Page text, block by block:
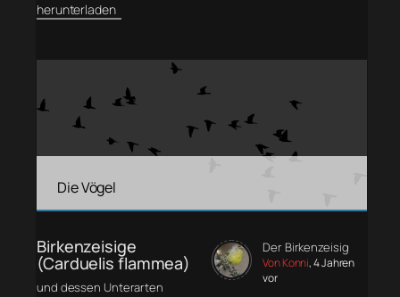
herunterladen
Die Vögel
Birkenzeisige
(Carduelis flammea)
und dessen Unterarten
Der Birkenzeisig
Von Konni, 4 Jahren
vor